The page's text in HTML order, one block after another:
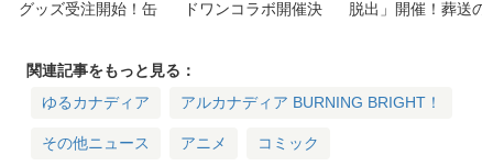
グッズ受注開始！缶
種
ドワンコラボ開催決
脱出」開催！葬送の
関連記事をもっと見る：
ゆるカナディア
アルカナディア BURNING BRIGHT！
その他ニュース アニメ コミック